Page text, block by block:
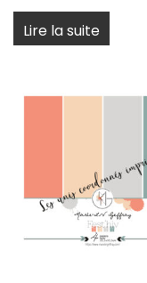
Lire la suite